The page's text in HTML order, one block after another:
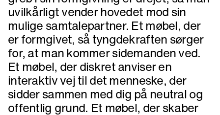
uvilkårligt vender hovedet mod sin
mulige samtalepartner. Et møbel, der
er formgivet, så tyngdekraften sørger
for, at man kommer sidemanden ved.
Et møbel, der diskret anviser en
interaktiv vej til det menneske, der
sidder sammen med dig på neutral og
offentlig grund. Et møbel, der skaber